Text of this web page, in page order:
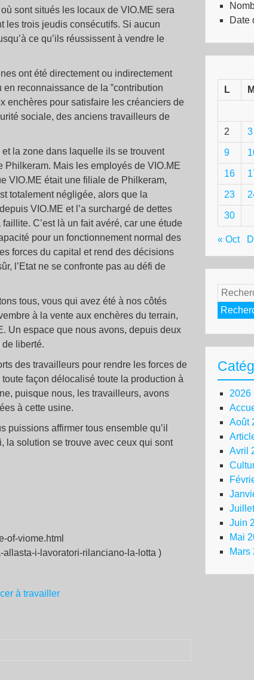
sont situés les locaux de VIO.ME sera
les trois jeudis consécutifs. Si aucun
ce qu’ils réussissent à vendre le
ont été directement ou indirectement
reconnaissance de la ‟contribution
enchères pour satisfaire les créanciers de
sociale, des anciens travailleurs de
la zone dans laquelle ils se trouvent
Philkeram. Mais les employés de VIO.ME
VIO.ME était une filiale de Philkeram,
totalement négligée, alors que la
VIO.ME et l’a surchargé de dettes
C’est là un fait avéré, car une étude
pour un fonctionnement normal des
forces du capital et rend des décisions
l’Etat ne se confronte pas au défi de
tous, vous qui avez été à nos côtés
à la vente aux enchères du terrain,
Un espace que nous avons, depuis deux
liberté.
des travailleurs pour rendre les forces de
façon délocalisé toute la production à
puisque nous, les travailleurs, avons
à cette usine.
puissions affirmer tous ensemble qu’il
la solution se trouve avec ceux qui sont
of-viome.html
i-lavoratori-rilanciano-la-lotta )
à travailler
Date
L
M
2 3
9
16
23
30
« Oct
2026
Août
Avril
Juin
Mai
Mars